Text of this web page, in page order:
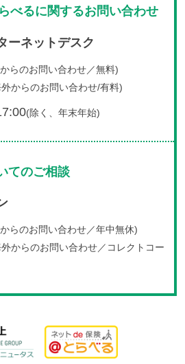
べるに関するお問い合わせ
ーネットデスク
らのお問い合わせ／無料)
からのお問い合わせ/有料)
(除く、年末年始)
てのご相談
らのお問い合わせ／年中無休)
からのお問い合わせ／コレクトコー